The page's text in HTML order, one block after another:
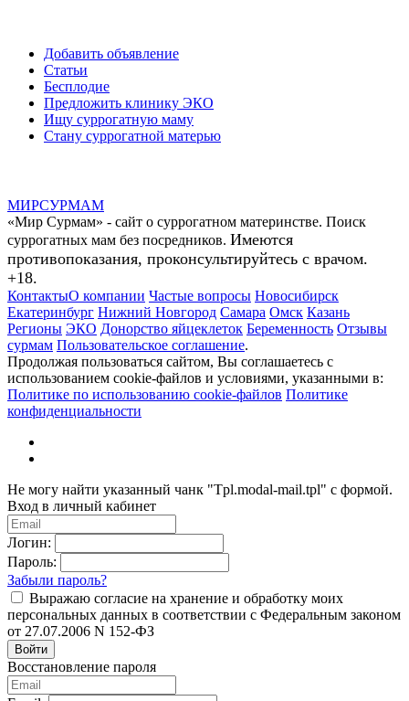
Добавить объявление
Статьи
Бесплодие
Предложить клинику ЭКО
Ищу суррогатную маму
Стану суррогатной матерью
МИРСУРМАМ
«Мир Сурмам» - сайт о суррогатном материнстве. Поиск
суррогатных мам без посредников. Имеются
противопоказания, проконсультируйтесь с врачом.
+18.
КонтактыО компании Частые вопросы Новосибирск
Екатеринбург Нижний Новгород Самара Омск Казань
Регионы ЭКО Донорство яйцеклеток Беременность Отзывы
сурмам Пользовательское соглашение.
Продолжая пользоваться сайтом, Вы соглашаетесь с
использованием cookie-файлов и условиями, указанными в:
Политике по использованию cookie-файлов Политике
конфиденциальности
Не могу найти указанный чанк "Tpl.modal-mail.tpl" с формой.
Вход в личный кабинет
Логин:
Пароль:
Забыли пароль?
Выражаю согласие на хранение и обработку моих
персональных данных в соответствии с Федеральным законом
от 27.07.2006 N 152-ФЗ
Войти
Восстановление пароля